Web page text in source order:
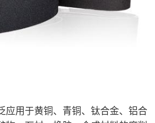
应用于黄铜、青铜、钛合金、铝合